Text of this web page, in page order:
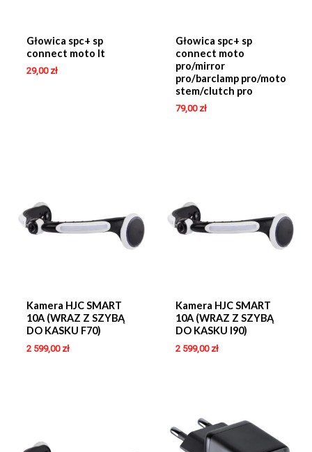
Głowica spc+ sp
connect moto lt
29,00 zł
Głowica spc+ sp
connect moto
pro/mirror
pro/barclamp pro/moto
stem/clutch pro
79,00 zł
Kamera HJC SMART
10A (WRAZ Z SZYBĄ
DO KASKU F70)
2 599,00 zł
Kamera HJC SMART
10A (WRAZ Z SZYBĄ
DO KASKU I90)
2 599,00 zł